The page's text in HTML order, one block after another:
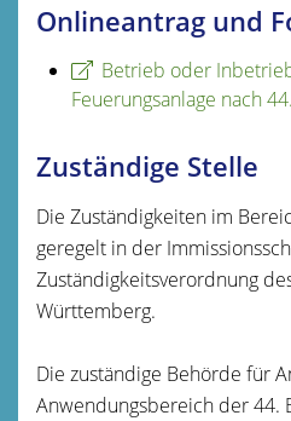
Onlineantrag und
Betrieb oder
Feuerungsanlage nach
Zuständige Stelle
Die Zuständigkeiten im
geregelt in der
Zuständigkeitsverordnung
Württemberg.
Die zuständige Behörde für
Anwendungsbereich der 44.